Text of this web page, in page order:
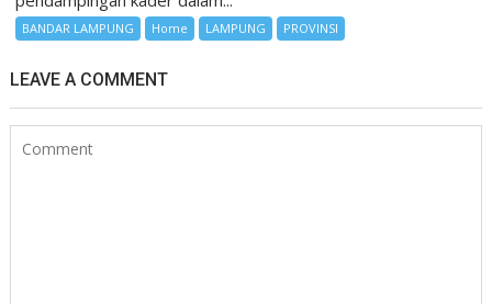
BANDAR LAMPUNG Home LAMPUNG PROVINSI
LEAVE A COMMENT